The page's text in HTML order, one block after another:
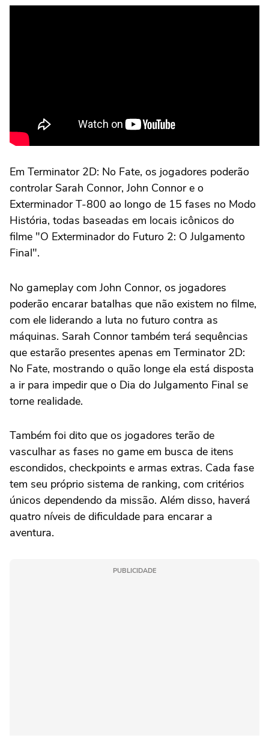
Em Terminator 2D: No Fate, os jogadores poderão
controlar Sarah Connor, John Connor e o
Exterminador T-800 ao longo de 15 fases no Modo
História, todas baseadas em locais icônicos do
filme "O Exterminador do Futuro 2: O Julgamento
Final".
No gameplay com John Connor, os jogadores
poderão encarar batalhas que não existem no filme,
com ele liderando a luta no futuro contra as
máquinas. Sarah Connor também terá sequências
que estarão presentes apenas em Terminator 2D:
No Fate, mostrando o quão longe ela está disposta
a ir para impedir que o Dia do Julgamento Final se
torne realidade.
Também foi dito que os jogadores terão de
vasculhar as fases no game em busca de itens
escondidos, checkpoints e armas extras. Cada fase
tem seu próprio sistema de ranking, com critérios
únicos dependendo da missão. Além disso, haverá
quatro níveis de dificuldade para encarar a
aventura.
PUBLICIDADE